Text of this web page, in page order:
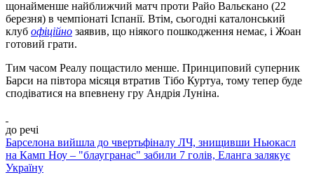
щонайменше найближчий матч проти Райо Вальєкано (22
березня) в чемпіонаті Іспанії. Втім, сьогодні каталонський
клуб офіційно заявив, що ніякого пошкодження немає, і Жоан
готовий грати.
Тим часом Реалу пощастило менше. Принциповий суперник
Барси на півтора місяця втратив Тібо Куртуа, тому тепер буде
сподіватися на впевнену гру Андрія Луніна.
до речі
Барселона вийшла до чвертьфіналу ЛЧ, знищивши Ньюкасл
на Камп Ноу – "блаугранас" забили 7 голів, Еланга залякує
Україну